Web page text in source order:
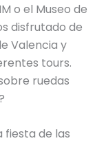
o el Museo de
disfrutado de
Valencia y
tours.
ruedas
fiesta de las